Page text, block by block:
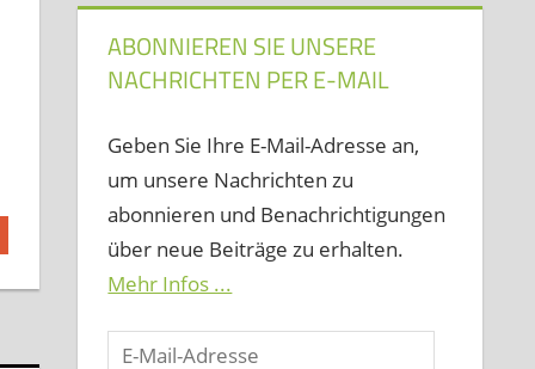
ABONNIEREN SIE UNSERE
NACHRICHTEN PER E-MAIL
Geben Sie Ihre E-Mail-Adresse an,
um unsere Nachrichten zu
abonnieren und Benachrichtigungen
über neue Beiträge zu erhalten.
Mehr Infos ...
E-